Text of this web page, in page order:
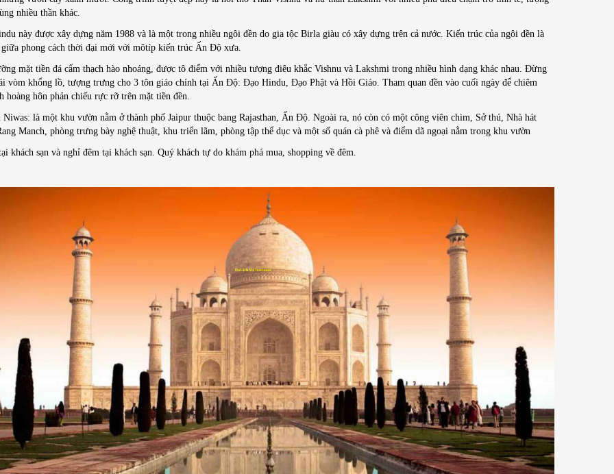
nhiều thần khác.
này được xây dựng năm 1988 và là một trong nhiều ngôi đền do gia tộc Birla giàu có xây dựng trên cả nước. Kiến trúc của ngôi đền là
phong cách thời đại mới với môtíp kiến trúc Ấn Độ xưa.
mặt tiền đá cẩm thạch hào nhoáng, được tô điểm với nhiều tượng điêu khắc Vishnu và Lakshmi trong nhiều hình dạng khác nhau. Đừng
vòm khổng lồ, tượng trưng cho 3 tôn giáo chính tại Ấn Độ: Đạo Hindu, Đạo Phật và Hồi Giáo. Tham quan đền vào cuối ngày để chiêm
hoàng hôn phản chiếu rực rỡ trên mặt tiền đền.
Niwas: là một khu vườn nằm ở thành phố Jaipur thuộc bang Rajasthan, Ấn Độ. Ngoài ra, nó còn có một công viên chim, Sở thú, Nhà hát
Manch, phòng trưng bày nghệ thuật, khu triển lãm, phòng tập thể dục và một số quán cà phê và điểm dã ngoại nằm trong khu vườn
khách sạn và nghỉ đêm tại khách sạn. Quý khách tự do khám phá mua, shopping về đêm.